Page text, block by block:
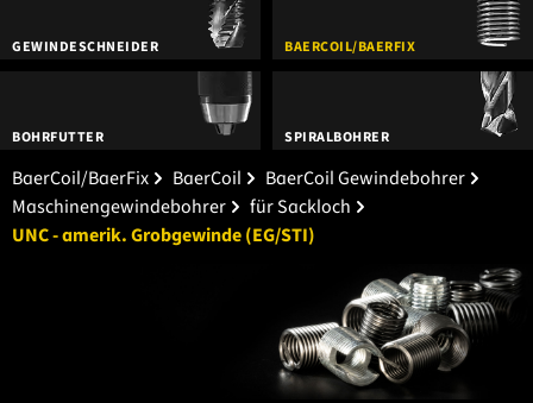
GEWINDESCHNEIDER BAERCOIL/BAERFIX
BOHRFUTTER SPIRALBOHRER
BaerCoil/BaerFix BaerCoil
BaerCoil Gewindebohrer
Maschinengewindebohrer
für Sackloch
UNC - amerik. Grobgewinde (EG/STI)